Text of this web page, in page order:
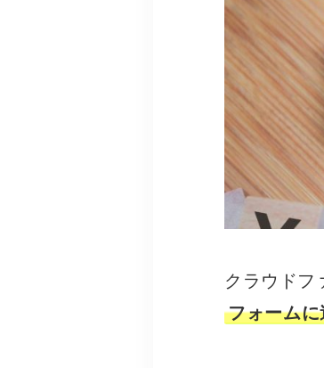
クラウドフ
フォーム